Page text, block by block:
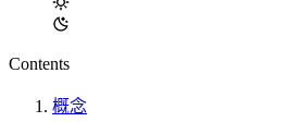
Contents
概念